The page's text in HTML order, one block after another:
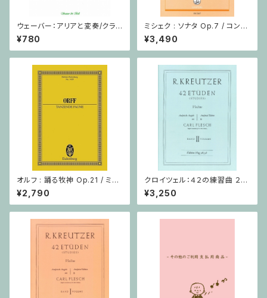
ウェーバー：アリアと変奏/クラリ
ネット・ピアノ
¥780
ミシェク : ソナタ Op.7 / コント
ラバスとピアノ
¥3,490
オルフ : 踊る牧神 Op.21 / ミニ
チュアスコア
¥2,790
クロイツェル：４２の練習曲 ２巻
/ ヴァイオリン教本
¥3,250